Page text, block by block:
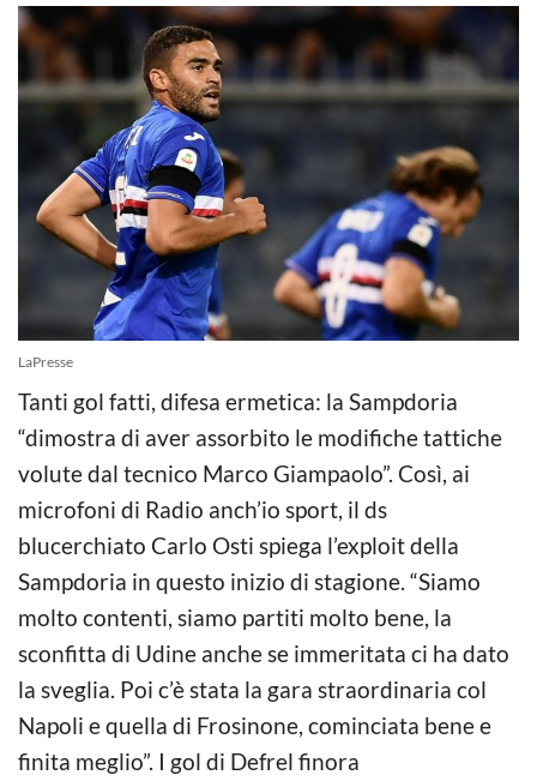
LaPresse
Tanti gol fatti, difesa ermetica: la Sampdoria
“dimostra di aver assorbito le modifiche tattiche
volute dal tecnico Marco Giampaolo”. Così, ai
microfoni di Radio anch’io sport, il ds
blucerchiato Carlo Osti spiega l’exploit della
Sampdoria in questo inizio di stagione. “Siamo
molto contenti, siamo partiti molto bene, la
sconfitta di Udine anche se immeritata ci ha dato
la sveglia. Poi c’è stata la gara straordinaria col
Napoli e quella di Frosinone, cominciata bene e
finita meglio”. I gol di Defrel finora